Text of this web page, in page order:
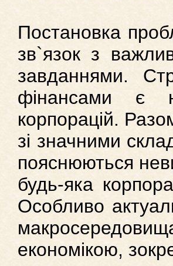
Постановка
зв`язок з
завданнями.
фінансами є
корпорацій.
зі значними
пояснюються
будь-яка
Особливо
економікою,